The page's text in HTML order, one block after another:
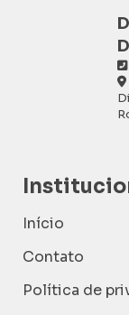
Início
Contato
Política de